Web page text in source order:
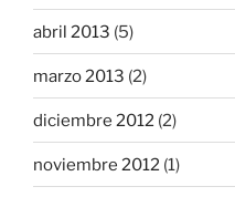
abril 2013 (5)
marzo 2013 (2)
diciembre 2012 (2)
noviembre 2012 (1)